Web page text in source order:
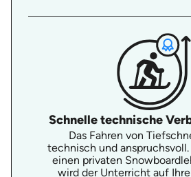
Schnelle technische
Das Fahren von
technisch und
einen privaten
wird der Unterricht auf